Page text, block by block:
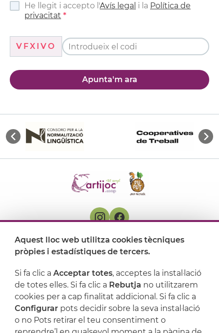
He llegit i accepto l'Avís legal i la Política de
privacitat
VFXIVO
Apunta'm ara
On ens trobem
Suport
Aquest lloc web utilitza cookies tècniques
pròpies i estadístiques de tercers.
Si fa clic a Acceptar totes, acceptes la instal·lació
de totes elles. Si fa clic a Rebutja no utilitzarem
cookies per a cap finalitat addicional. Si fa clic a
Configurar pots decidir sobre la seva instal·lació
o no Pots retirar el teu consentiment o